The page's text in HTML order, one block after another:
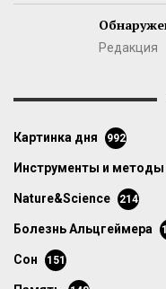
Редакция
картинка дня 992
инструменты и методы
Nature&Science 214
болезнь Альцгеймера
сон 151